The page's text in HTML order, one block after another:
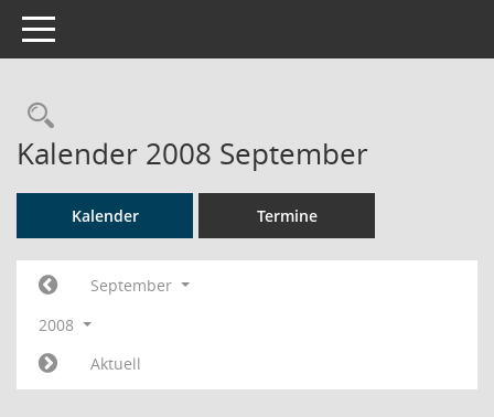
Toggle navigation
Rechercheauswahl
Kalender 2008 September
Kalender Termine
September
2008
Aktuell